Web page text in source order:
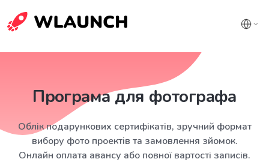
Програма для фотографа
Облік подарункових сертифікатів, зручний формат
вибору фото проектів та замовлення зйомок.
Онлайн оплата авансу або повної вартості записів.